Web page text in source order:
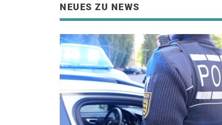
NEUES ZU NEWS